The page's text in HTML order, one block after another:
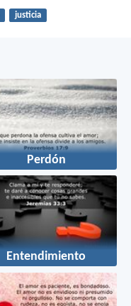
justicia
Perdón
Entendimiento